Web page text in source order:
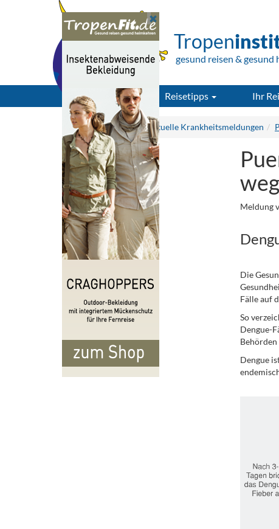
Tropen
gesund reisen & gesund
Reisetipps Ihr
Tropeninstitut.de Aktuelle Krankheitsmeldungen
Meldung
Die
Fälle auf
So
Dengue-
Dengue